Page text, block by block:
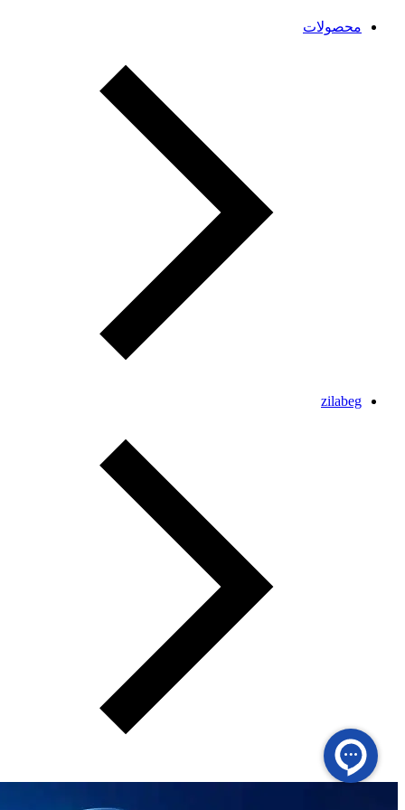
محصولات
zilabeg